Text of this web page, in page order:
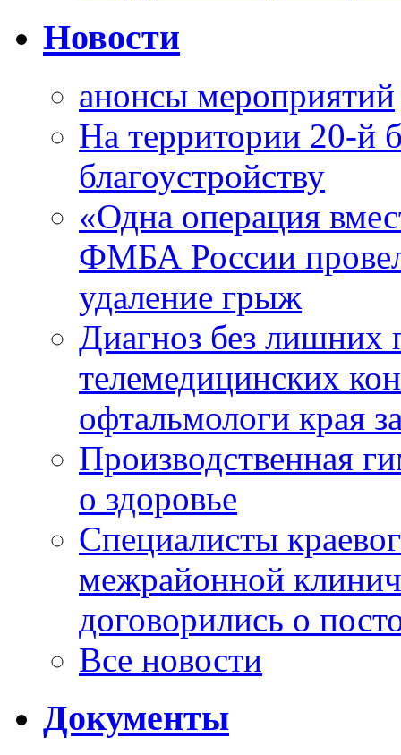
Новости
анонсы мероприятий
На территории 20-й
благоустройству
«Одна операция
ФМБА России
удаление грыж
Диагноз без лишних
телемедицинских
офтальмологи края
Производственная
о здоровье
Специалисты
межрайонной
договорились о
Все новости
Документы